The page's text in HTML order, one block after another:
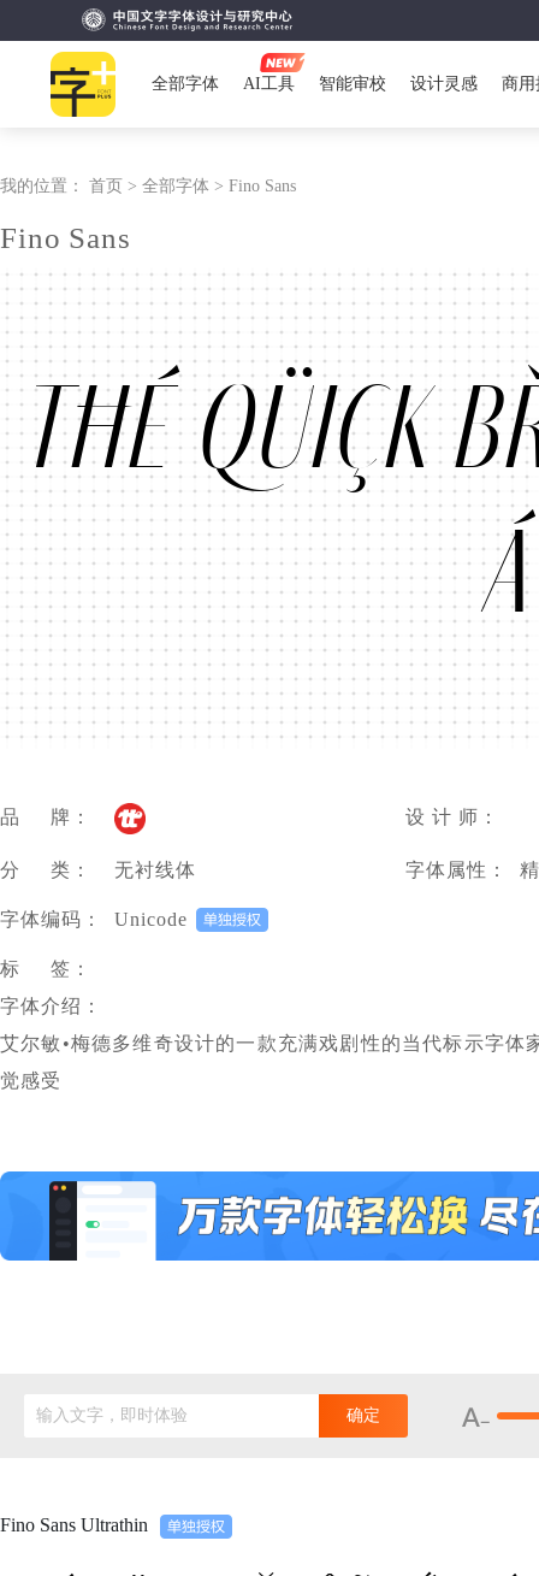
全部字体 AI工具 智能审校 设计灵感 商用
我的位置： 首页 > 全部字体 > Fino Sans
Fino Sans
Tħé qüiçk
品 牌： 设 计 师：
分 类： 无衬线体 字体属性：
字体编码： Unicode
标 签：
字体介绍：
艾尔敏•梅德多维奇设计的一款充满戏剧性的当代标示字
觉感受
输入文字，即时体验 确定
Fino Sans Ultrathin